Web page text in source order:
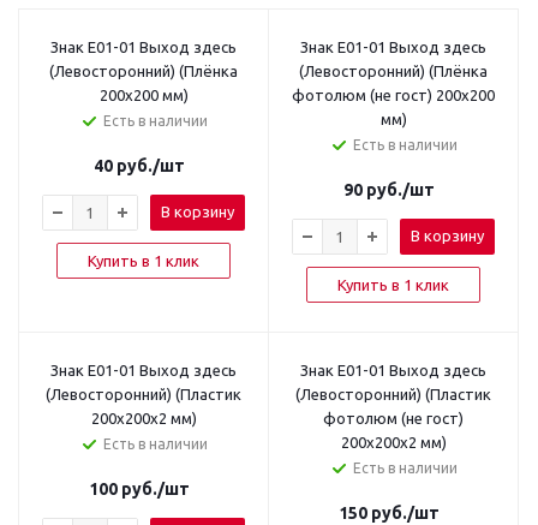
Знак E01-01 Выход здесь
(Левосторонний) (Плёнка
200x200 мм)
Есть в наличии
40 руб./шт
В корзину
Купить в 1 клик
Знак E01-01 Выход здесь
(Левосторонний) (Плёнка
фотолюм (не гост) 200х200
мм)
Есть в наличии
90 руб./шт
В корзину
Купить в 1 клик
Знак E01-01 Выход здесь
(Левосторонний) (Пластик
200x200x2 мм)
Есть в наличии
100 руб./шт
Знак E01-01 Выход здесь
(Левосторонний) (Пластик
фотолюм (не гост)
200х200х2 мм)
Есть в наличии
150 руб./шт